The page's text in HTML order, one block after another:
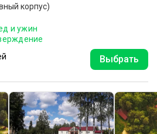
корпус)
и ужин
Выбрать